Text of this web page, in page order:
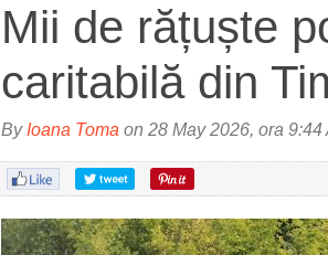
ANINA
BOCŞA
ORAVIȚA
OȚELU ROŞU
SOCIAL
Mii de rățuște
caritabilă din
By Ioana Toma on 28 May 2026, ora 9:44